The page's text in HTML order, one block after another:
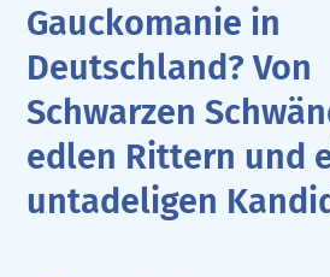
Gauckomanie in
Deutschland? Von
Schwarzen
edlen Rittern und
untadeligen